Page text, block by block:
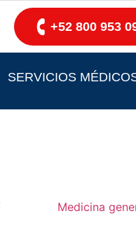
+52 800 953
SERVICIOS